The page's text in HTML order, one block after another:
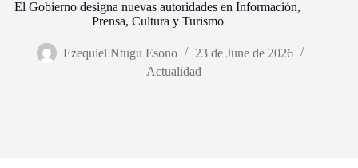
El Gobierno designa nuevas autoridades en Información,
Prensa, Cultura y Turismo
Ezequiel Ntugu Esono
23 de June de 2026
Actualidad